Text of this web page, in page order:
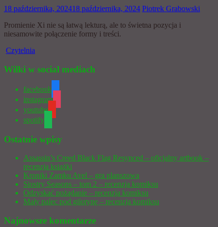
18 października, 202418 października, 2024 Piotrek Grabowski
Promienie Xi nie są łatwą lekturą, ale to świetna pozycja i
niesamowite połączenie formy i treści.
Czytelnia
Wilki w social mediach
facebook
instagram
youtube
spotify
Ostatnie wpisy
Assassin’s Creed Black Flag Resynced – oficjalny artbook –
recenzja książki
Kroniki Zamku Avel – gra planszowa
Siostry Seasons – tom 2 – recenzja komiksu
Odzyskać pożądanie – recenzja komiksu
Mały palec pod gilotynę – recenzja komiksu
Najnowsze komentarze